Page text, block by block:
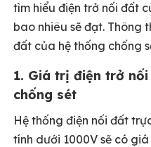
tìm hiểu điện trở nối đất
bao nhiêu sẽ đạt. Thông
đất của hệ thống chống
1. Giá trị điện trở
chống sét
Hệ thống điện nối đất
tính dưới 1000V sẽ có